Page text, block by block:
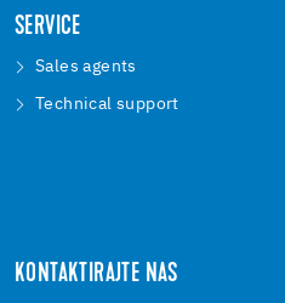
SERVICE
Sales agents
Technical support
KONTAKTIRAJTE NAS